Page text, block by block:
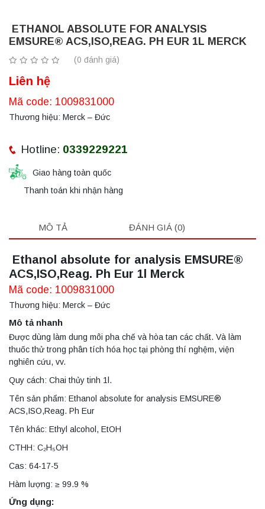
ETHANOL ABSOLUTE FOR ANALYSIS
EMSURE® ACS,ISO,REAG. PH EUR 1L MERCK
(0 đánh giá)
Liên hệ
Mã code: 1009831000
Thương hiệu: Merck – Đức
Hotline: 0339229221
Giao hàng toàn quốc
Thanh toán khi nhận hàng
MÔ TẢ ĐÁNH GIÁ (0)
Ethanol absolute for analysis EMSURE®
ACS,ISO,Reag. Ph Eur 1l Merck
Mã code: 1009831000
Thương hiệu: Merck – Đức
Mô tả nhanh
Được dùng làm dung môi pha chế và hòa tan các chất. Và làm
thuốc thử trong phân tích hóa học tại phòng thí nghệm, viện
nghiên cứu, vv.
Quy cách: Chai thủy tinh 1l.
Tên sản phẩm: Ethanol absolute for analysis EMSURE®
ACS,ISO,Reag. Ph Eur
Tên khác: Ethyl alcohol, EtOH
CTHH: C₂H₅OH
Cas: 64-17-5
Hàm lượng: ≥ 99.9 %
Ứng dụng: